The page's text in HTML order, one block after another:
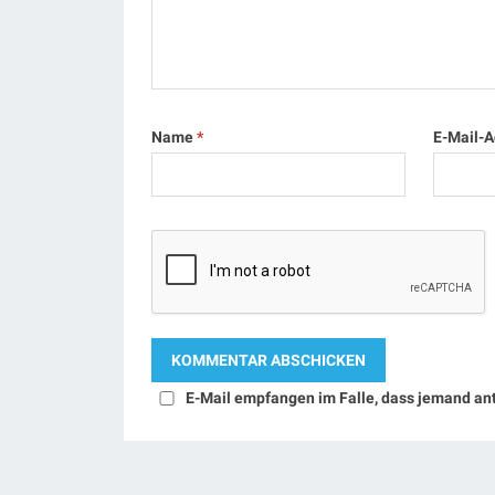
Name* E-Mail-
E-Mail empfangen im Falle, dass jemand